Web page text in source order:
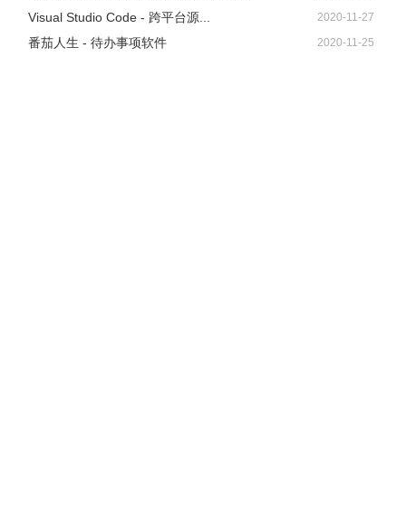
Visual Studio Code - 跨平台源... 2020-11-27
番茄人生 - 待办事项软件 2020-11-25